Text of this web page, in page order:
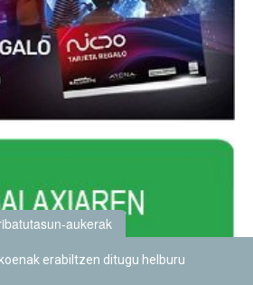
aukerak
erabiltzen ditugu helburu